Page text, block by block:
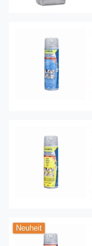
Neuheit